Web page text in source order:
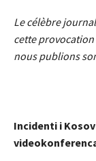
Le célèbre
cette provocation
nous publions
Incidenti i